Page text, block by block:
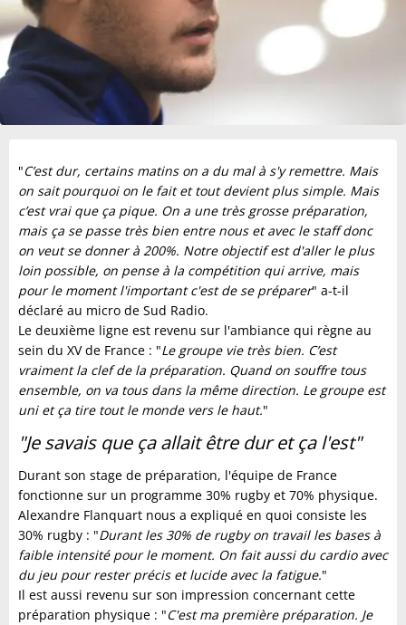
"C’est dur, certains matins on a du mal à s'y remettre. Mais
on sait pourquoi on le fait et tout devient plus simple. Mais
c’est vrai que ça pique. On a une très grosse préparation,
mais ça se passe très bien entre nous et avec le staff donc
on veut se donner à 200%. Notre objectif est d'aller le plus
loin possible, on pense à la compétition qui arrive, mais
pour le moment l'important c'est de se préparer" a-t-il
déclaré au micro de Sud Radio.
Le deuxième ligne est revenu sur l'ambiance qui règne au
sein du XV de France : "Le groupe vie très bien. C’est
vraiment la clef de la préparation. Quand on souffre tous
ensemble, on va tous dans la même direction. Le groupe est
uni et ça tire tout le monde vers le haut."
"Je savais que ça allait être dur et ça l'est"
Durant son stage de préparation, l'équipe de France
fonctionne sur un programme 30% rugby et 70% physique.
Alexandre Flanquart nous a expliqué en quoi consiste les
30% rugby : "Durant les 30% de rugby on travail les bases à
faible intensité pour le moment. On fait aussi du cardio avec
du jeu pour rester précis et lucide avec la fatigue."
Il est aussi revenu sur son impression concernant cette
préparation physique : "C'est ma première préparation. Je